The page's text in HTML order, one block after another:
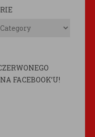
FACEBOOK’U!